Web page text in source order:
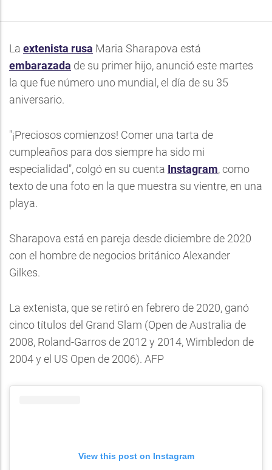
La extenista rusa Maria Sharapova está
embarazada de su primer hijo, anunció este martes
la que fue número uno mundial, el día de su 35
aniversario.
"¡Preciosos comienzos! Comer una tarta de
cumpleaños para dos siempre ha sido mi
especialidad", colgó en su cuenta Instagram, como
texto de una foto en la que muestra su vientre, en una
playa.
Sharapova está en pareja desde diciembre de 2020
con el hombre de negocios británico Alexander
Gilkes.
La extenista, que se retiró en febrero de 2020, ganó
cinco títulos del Grand Slam (Open de Australia de
2008, Roland-Garros de 2012 y 2014, Wimbledon de
2004 y el US Open de 2006). AFP
View this post on Instagram